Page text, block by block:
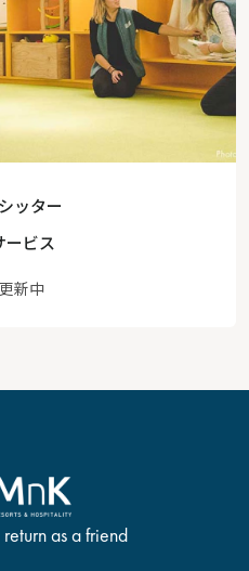
ッター
ービス
新中
as a friend